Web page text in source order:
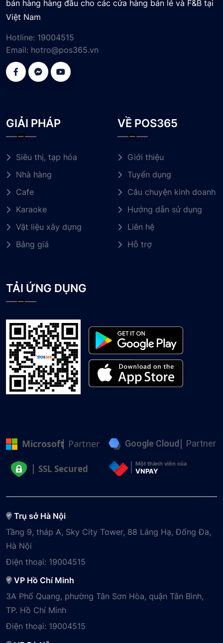
bán hàng hàng đầu cho các cửa hàng bán lẻ và F&B tại
Việt Nam
Hotline: 19004515
Email: hotro@pos365.vn
GIẢI PHÁP
Siêu thị, tạp hóa
Nhà hàng
Cafe
Karaoke
Vật liệu xây dựng
Bảng giá
VỀ POS365
Giới thiệu
Tuyển dụng
Câu chuyện kinh doanh
Hướng dẫn sử dụng
Liên hệ
Hỗ trợ
TẢI ỨNG DỤNG
Microsoft Partner Google Cloud Partner
SSL Secured Một thành viên của
VNPAY
Trụ sở Hà Nội
Tầng 9, tháp A, Sky City Tower, 88 Láng Hạ, Đống Đa,
Hà Nội
Điện thoại: 19004515
VP Hồ Chí Minh
3A Phổ Quang, phường Tân Sơn Hòa, quận Tân Bình,
TP. Hồ Chí Minh
Điện thoại: 19004515